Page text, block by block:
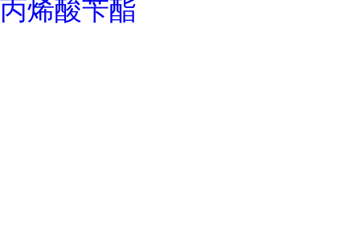
丙烯酸苄酯